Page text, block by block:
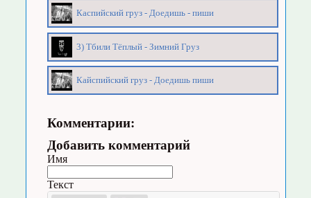
Каспийский груз - Доедишь - пиши
3) Тбили Тёплый - Зимний Груз
Кайспийский груз - Доедишь пиши
Комментарии:
Добавить комментарий
Имя
Текст